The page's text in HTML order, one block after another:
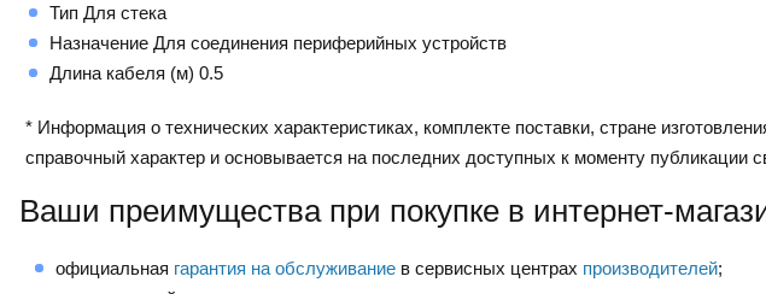
Тип Для стека
Назначение Для соединения периферийных устройств
Длина кабеля (м) 0.5
* Информация о технических характеристиках, комплекте поставки, стране
справочный характер и основывается на последних доступных к моменту публикации
Ваши преимущества при покупке в интернет-
официальная гарантия на обслуживание в сервисных центрах производителей;